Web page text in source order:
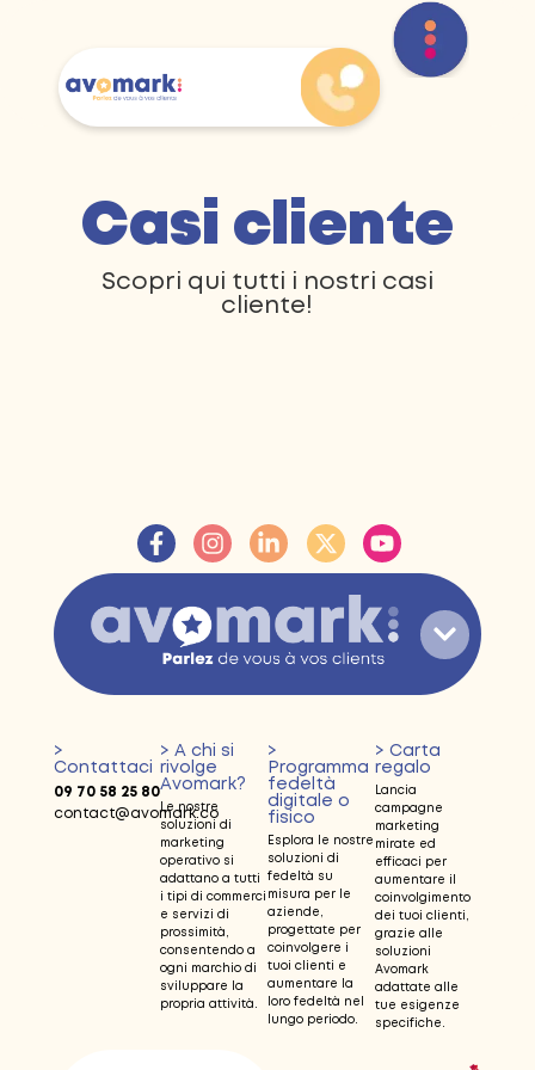
Casi cliente
Scopri qui tutti i nostri casi
cliente!
>
Contattaci
09 70 58 25 80
contact@avomark.co
> A chi si
rivolge
Avomark?
Le nostre
soluzioni di
marketing
operativo si
adattano a tutti
i tipi di commerci
e servizi di
prossimità,
consentendo a
ogni marchio di
sviluppare la
propria attività.
>
Programma
fedeltà
digitale o
fisico
Esplora le nostre
soluzioni di
fedeltà su
misura per le
aziende,
progettate per
coinvolgere i
tuoi clienti e
aumentare la
loro fedeltà nel
lungo periodo.
> Carta
regalo
Lancia
campagne
marketing
mirate ed
efficaci per
aumentare il
coinvolgimento
dei tuoi clienti,
grazie alle
soluzioni
Avomark
adattate alle
tue esigenze
specifiche.